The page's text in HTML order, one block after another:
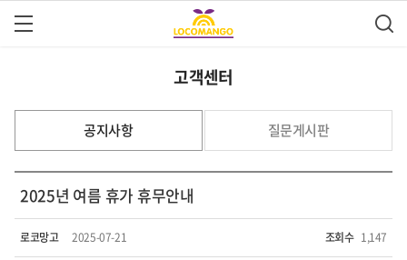
고객센터
공지사항 질문게시판
2025년 여름 휴가 휴무안내
로코망고 2025-07-21 조회수 1,147